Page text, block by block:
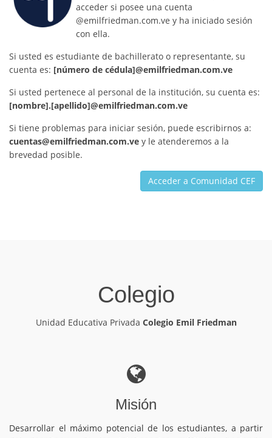
acceder si posee una cuenta
@emilfriedman.com.ve y ha iniciado sesión
con ella.
Si usted es estudiante de bachillerato o representante, su
cuenta es: [número de cédula]@emilfriedman.com.ve
Si usted pertenece al personal de la institución, su cuenta es:
[nombre].[apellido]@emilfriedman.com.ve
Si tiene problemas para iniciar sesión, puede escribirnos a:
cuentas@emilfriedman.com.ve y le atenderemos a la
brevedad posible.
Acceder a Comunidad CEF
Colegio
Unidad Educativa Privada Colegio Emil Friedman
Misión
Desarrollar el máximo potencial de los estudiantes, a partir